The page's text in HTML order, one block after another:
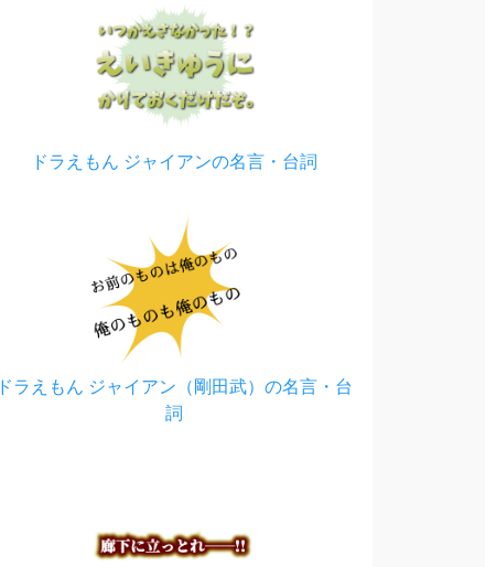
ドラえもん ジャイアンの名言・台詞
ドラえもん ジャイアン（剛田武）の名言・台
詞